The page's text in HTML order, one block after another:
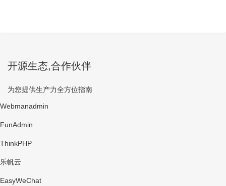
开源生态,合作伙伴
为您提供生产力全方位指南
Webmanadmin
FunAdmin
ThinkPHP
乐帆云
EasyWeChat